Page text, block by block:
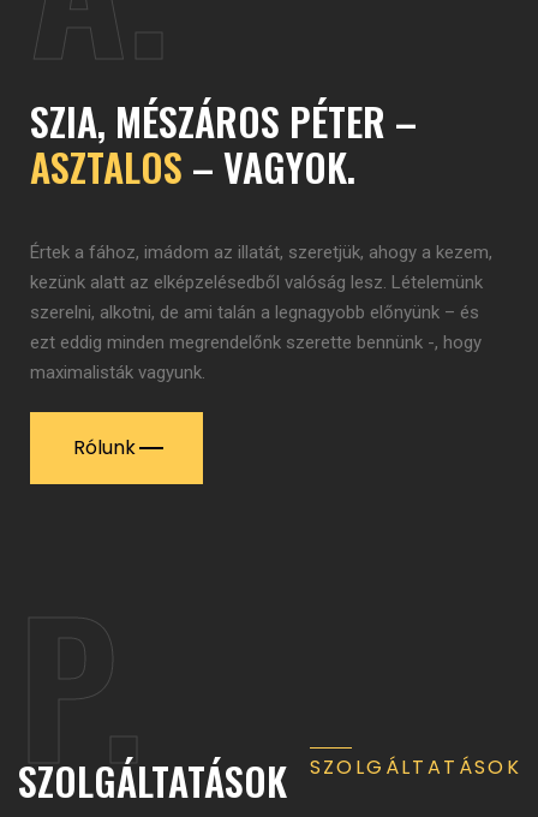
SZIA, MÉSZÁROS PÉTER –
ASZTALOS – VAGYOK.
Értek a fához, imádom az illatát, szeretjük, ahogy a kezem,
kezünk alatt az elképzelésedből valóság lesz. Lételemünk
szerelni, alkotni, de ami talán a legnagyobb előnyünk – és
ezt eddig minden megrendelőnk szerette bennünk -, hogy
maximalisták vagyunk.
Rólunk
P.
SZOLGÁLTATÁSOK SZOLGÁLTATÁSOK